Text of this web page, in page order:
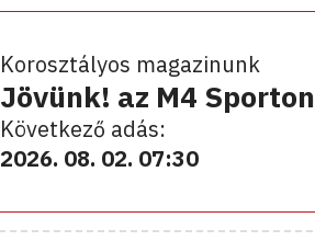
Korosztályos magazinunk
Jövünk! az M4 Sporton
Következő adás:
2026. 08. 02. 07:30